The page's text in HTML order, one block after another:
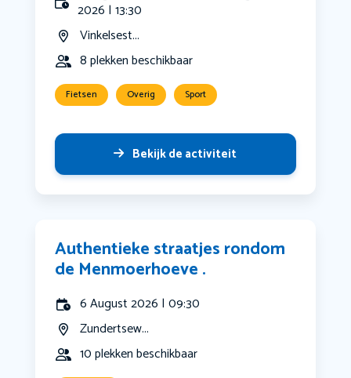
2026 | 13:30
Vinkelsest...
8 plekken beschikbaar
Fietsen Overig Sport
Bekijk de activiteit
Authentieke straatjes rondom
de Menmoerhoeve .
6 August 2026 | 09:30
Zundertsew...
10 plekken beschikbaar